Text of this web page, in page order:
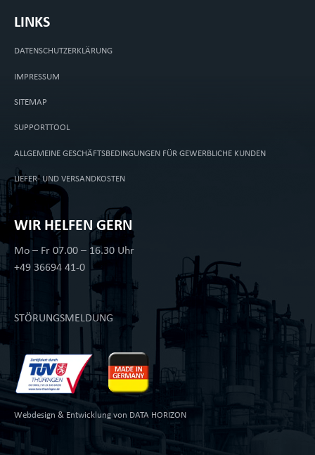
LINKS
DATENSCHUTZERKLÄRUNG
IMPRESSUM
SITEMAP
SUPPORTTOOL
ALLGEMEINE GESCHÄFTSBEDINGUNGEN FÜR GEWERBLICHE KUNDEN
LIEFER- UND VERSANDKOSTEN
WIR HELFEN GERN
Mo – Fr 07.00 – 16.30 Uhr
+49 36694 41-0
STÖRUNGSMELDUNG
Webdesign & Entwicklung von DATA HORIZON